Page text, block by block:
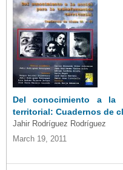
Del conocimiento a la
territorial: Cuadernos de
Jahir Rodríguez Rodríguez
March 19, 2011